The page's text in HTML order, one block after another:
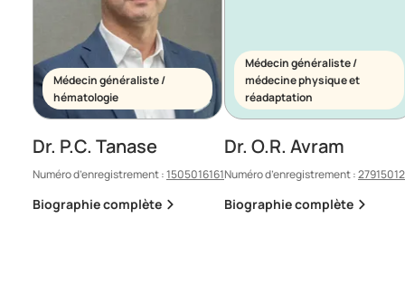
Médecin généraliste /
hématologie
Dr. P.C. Tanase
Numéro d’enregistrement :1505016161
Biographie complète
Médecin généraliste /
médecine physique et
réadaptation
Dr. O.R. Avram
Numéro d’enregistrement :
Biographie complète